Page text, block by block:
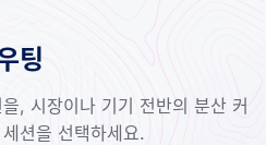
팅
, 시장이나 기기 전반의 분산 커
션을 선택하세요.